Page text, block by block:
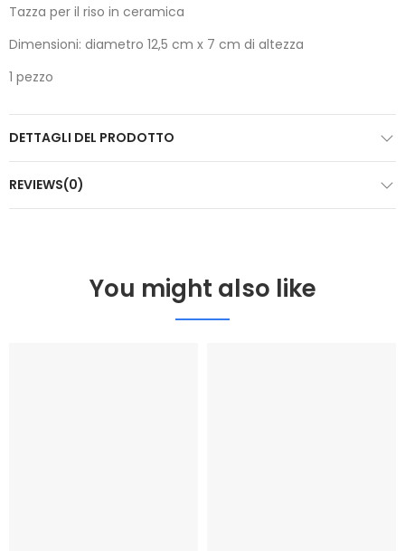
Tazza per il riso in ceramica
Dimensioni: diametro 12,5 cm x 7 cm di altezza
1 pezzo
DETTAGLI DEL PRODOTTO
REVIEWS(0)
You might also like